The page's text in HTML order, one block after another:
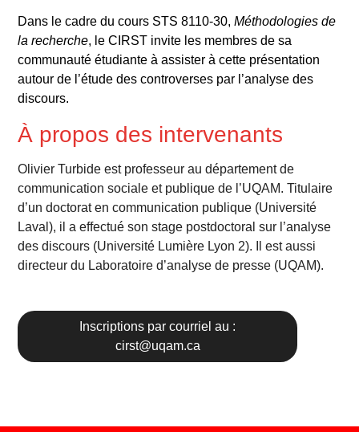
Dans le cadre du cours STS 8110-30,Méthodologies de
la recherche, le CIRST invite les membres de sa
communauté étudiante à assister à cette présentation
autour de l’étude des controverses par l’analyse des
discours.
À propos des intervenants
Olivier Turbide est professeur au département de
communication sociale et publique de l’UQAM. Titulaire
d’un doctorat en communication publique (Université
Laval), il a effectué son stage postdoctoral sur l’analyse
des discours (Université Lumière Lyon 2). Il est aussi
directeur du Laboratoire d’analyse de presse (UQAM).
Inscriptions par courriel au :
cirst@uqam.ca